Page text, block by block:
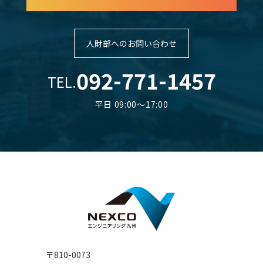
人財部へのお問い合わせ
TEL.092-771-1457
平日 09:00～17:00
〒810-0073